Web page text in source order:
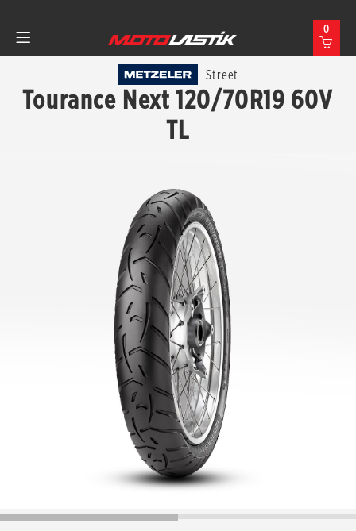
0
Street
Tourance Next 120/70R19 60V
TL